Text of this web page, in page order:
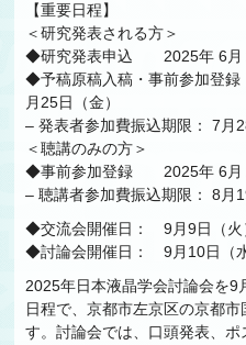
【重要日程】
＜研究発表される方＞
◆研究発表申込 2025年 6月２
◆予稿原稿入稿・事前参加登
月25日（金）
– 発表者参加費振込期限： 7月
＜聴講のみの方＞
◆事前参加登録 2025年 6月２
– 聴講者参加費振込期限： 8月
◆交流会開催日： 9月9日（火
◆討論会開催日： 9月10日（水
2025年日本液晶学会討論会を
日程で、京都市左京区の京都
す。討論会では、口頭発表、ポ